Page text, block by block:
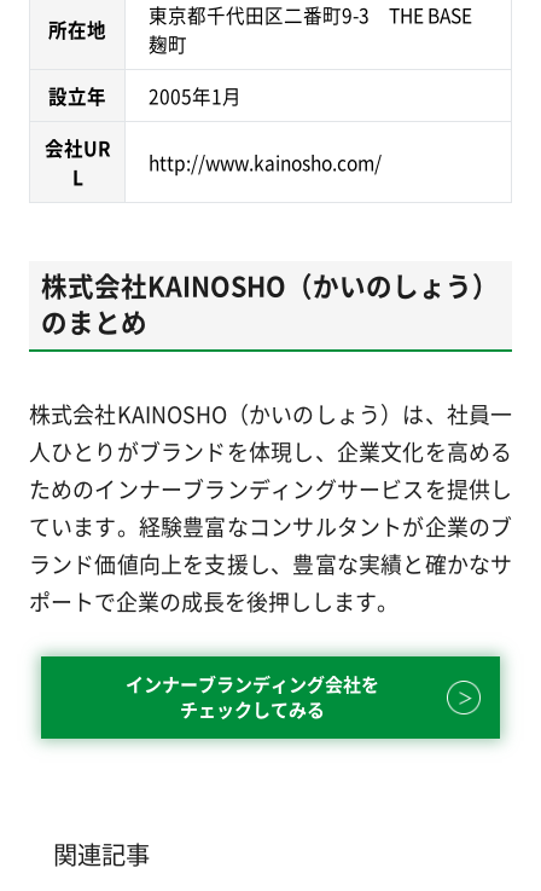
所在地
東京都千代田区二番町9-3 THE BASE
麹町
設立年
2005年1月
会社UR
L
http://www.kainosho.com/
株式会社KAINOSHO（かいのしょう）
のまとめ
株式会社KAINOSHO（かいのしょう）は、社員一
人ひとりがブランドを体現し、企業文化を高める
ためのインナーブランディングサービスを提供し
ています。経験豊富なコンサルタントが企業のブ
ランド価値向上を支援し、豊富な実績と確かなサ
ポートで企業の成長を後押しします。
インナーブランディング会社を
チェックしてみる
関連記事